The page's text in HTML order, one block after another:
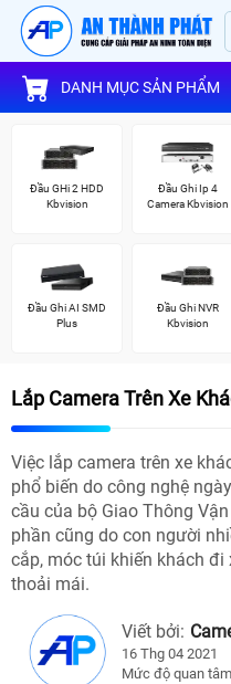
DANH MỤC SẢN PHẨM
Đầu GHi 2 HDD
Kbvision
Đầu Ghi Ip 4
Camera Kbvision
Đầu Ghi AI SMD
Plus
Đầu Ghi NVR
Kbvision
Lắp Camera Trên Xe
Việc lắp camera trên xe
phổ biến do công nghệ
cầu của bộ Giao Thông
phần cũng do con người
cắp, móc túi khiến khách
thoải mái.
Viết bởi:
16 Thg 04 2021
Mức độ quan